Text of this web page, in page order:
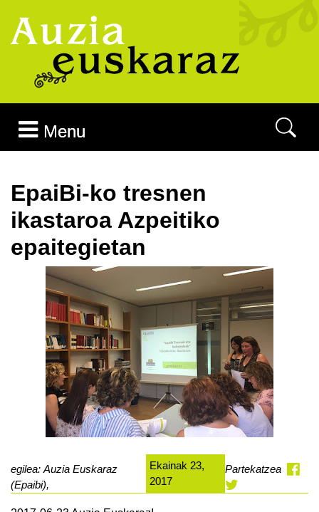
Menu
EpaiBi-ko tresnen
ikastaroa Azpeitiko
epaitegietan
egilea: Auzia Euskaraz
(Epaibi),
Ekainak 23,
2017
Partekatzea